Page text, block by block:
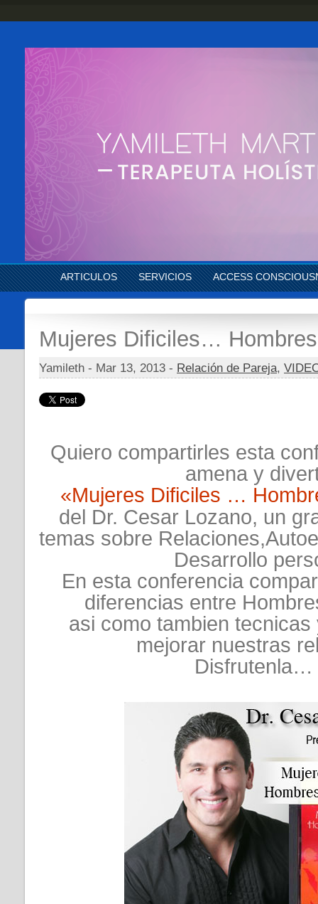
ARTICULOS SERVICIOS ACCESS
Mujeres Dificiles…
Yamileth - Mar 13, 2013 - Relación de Pareja,
Quiero compartirles esta
amena y
«Mujeres Dificiles …
del Dr. Cesar Lozano, un
temas sobre
Desarrollo
En esta conferencia
diferencias entre
asi como tambien
mejorar nuestras
Disfrutenla…